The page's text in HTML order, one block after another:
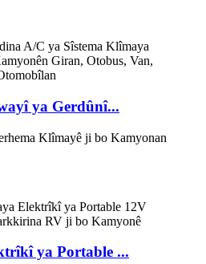
ya Gerdûnî...
Klîmayê ji bo Kamyonan
ya Portable ...